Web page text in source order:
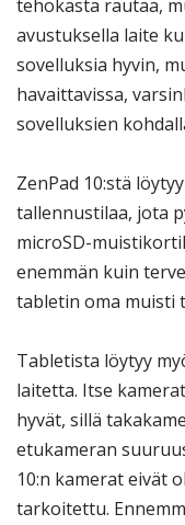
tehokasta rautaa,
avustuksella laite
sovelluksia hyvin,
havaittavissa,
sovelluksien
ZenPad 10:stä
tallennustilaa, jota
microSD-
enemmän kuin
tabletin oma muisti
Tabletista löytyy
laitetta. Itse
hyvät, sillä
etukameran
10:n kamerat eivät
tarkoitettu.